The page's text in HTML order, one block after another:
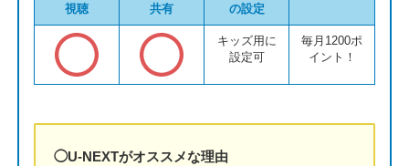
視聴
共有
の設定
キッズ用に
設定可
毎月1200ポ
イント！
◯U-NEXTがオススメな理由